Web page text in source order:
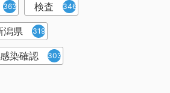
363 検査 346
潟県 319
感染確認 303